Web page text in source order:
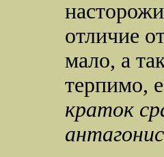
отличие
мало, а
терпимо,
краток